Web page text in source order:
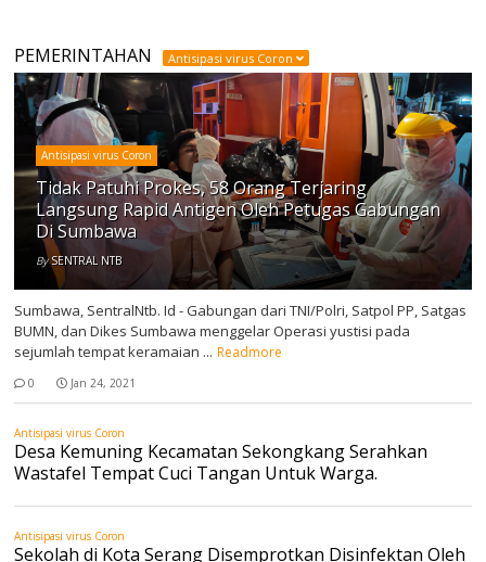
PEMERINTAHAN Antisipasi virus Coron
Antisipasi virus Coron
Tidak Patuhi Prokes, 58 Orang Terjaring
Langsung Rapid Antigen Oleh Petugas Gabungan
Di Sumbawa
By SENTRAL NTB
Sumbawa, SentralNtb. Id - Gabungan dari TNI/Polri, Satpol PP, Satgas
BUMN, dan Dikes Sumbawa menggelar Operasi yustisi pada
sejumlah tempat keramaian ... Readmore
0 Jan 24, 2021
Antisipasi virus Coron
Desa Kemuning Kecamatan Sekongkang Serahkan
Wastafel Tempat Cuci Tangan Untuk Warga.
Antisipasi virus Coron
Sekolah di Kota Serang Disemprotkan Disinfektan Oleh